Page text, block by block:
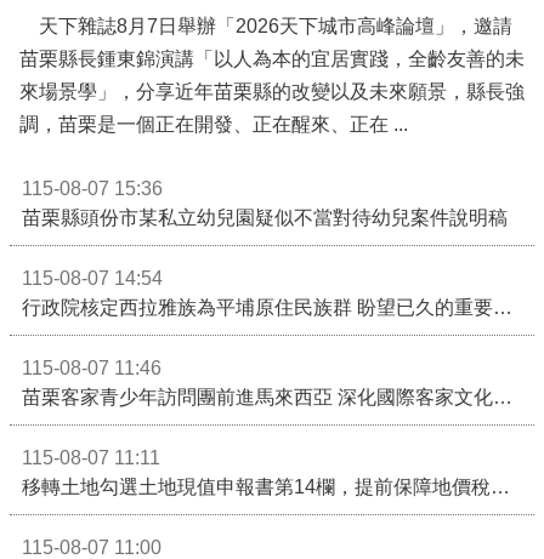
天下雜誌8月7日舉辦「2026天下城市高峰論壇」，邀請
苗栗縣長鍾東錦演講「以人為本的宜居實踐，全齡友善的未
來場景學」，分享近年苗栗縣的改變以及未來願景，縣長強
調，苗栗是一個正在開發、正在醒來、正在 ...
115-08-07 15:36
苗栗縣頭份市某私立幼兒園疑似不當對待幼兒案件說明稿
115-08-07 14:54
行政院核定西拉雅族為平埔原住民族群 盼望已久的重要時刻到來！8月13日起受理民族成員名冊登記
115-08-07 11:46
苗栗客家青少年訪問團前進馬來西亞 深化國際客家文化交流
115-08-07 11:11
移轉土地勾選土地現值申報書第14欄，提前保障地價稅節稅權益
115-08-07 11:00